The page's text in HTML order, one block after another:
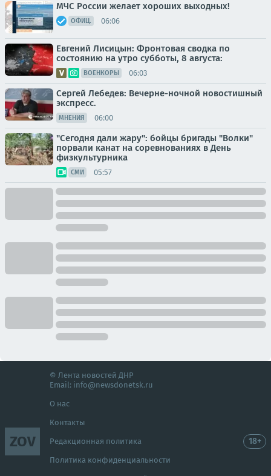
МЧС России желает хороших выходных!
ОФИЦ. 06:06
Евгений Лисицын: Фронтовая сводка по
состоянию на утро субботы, 8 августа:
ВОЕНКОРЫ 06:03
Сергей Лебедев: Вечерне-ночной новостишный
экспресс.
МНЕНИЯ 06:00
"Сегодня дали жару": бойцы бригады "Волки"
порвали канат на соревнованиях в День
физкультурника
СМИ 05:57
ZOV
© Лента новостей ДНР
Email: info@newsdonetsk.ru
О нас
Контакты
Редакционная политика
Политика конфиденциальности
18+